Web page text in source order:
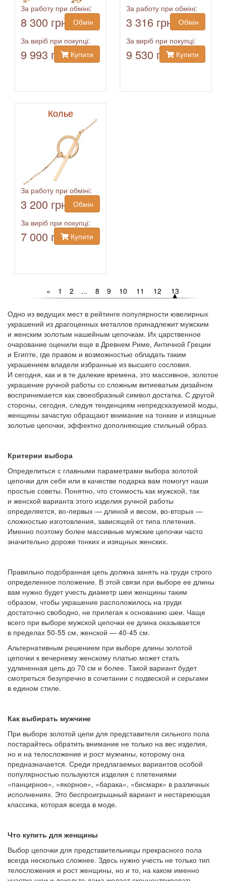
За работу при обміні:
8 300 грн
Обмін
За виріб при покупці:
9 993 грн Купити
За работу при обміні:
3 316 грн
Обмін
За виріб при покупці:
9 530 грн Купити
Колье
За работу при обміні:
3 200 грн
Обмін
За виріб при покупці:
7 000 грн Купити
« 1 2 ... 8 9 10 11 12 13
Одно из ведущих мест в рейтинге популярности ювелирных
украшений из драгоценных металлов принадлежит мужским
и женским золотым нашейным цепочкам. Их царственное
очарование оценили еще в Древнем Риме, Античной Греции
и Египте, где правом и возможностью обладать таким
украшением владели избранные из высшего сословия.
И сегодня, как и в те далекие времена, это массивное, золотое
украшение ручной работы со сложным витиеватым дизайном
воспринимается как своеобразный символ достатка. С другой
стороны, сегодня, следуя тенденциям непредсказуемой моды,
женщины зачастую обращают внимание на тонкие и изящные
золотые цепочки, эффектно дополняющие стильный образ.
Критерии выбора
Определиться с главными параметрами выбора золотой
цепочки для себя или в качестве подарка вам помогут наши
простые советы. Понятно, что стоимость как мужской, так
и женской варианта этого изделия ручной работы
определяется, во-первых — длиной и весом, во-вторых —
сложностью изготовления, зависящей от типа плетения.
Именно поэтому более массивные мужские цепочки часто
значительно дороже тонких и изящных женских.
Правильно подобранная цепь должна занять на груди строго
определенное положение. В этой связи при выборе ее длины
вам нужно будет учесть диаметр шеи женщины таким
образом, чтобы украшение расположилось на груди
достаточно свободно, не прилегая к основанию шеи. Чаще
всего при выборе мужской цепочки ее длина оказывается
в пределах 50-55 см, женской — 40-45 см.
Альтернативным решением при выборе длины золотой
цепочки к вечернему женскому платью может стать
удлиненная цепь до 70 см и более. Такой вариант будет
смотреться безупречно в сочетании с подвеской и серьгами
в едином стиле.
Как выбирать мужчине
При выборе золотой цепи для представителя сильного пола
постарайтесь обратить внимание не только на вес изделия,
но и на телосложение и рост мужчины, которому она
предназначается. Среди предлагаемых вариантов особой
популярностью пользуются изделия с плетениями
«панцирное», «якорное», «барака», «бисмарк» в различных
исполнениях. Это беспроигрышный вариант и нестареющая
классика, которая всегда в моде.
Что купить для женщины
Выбор цепочки для представительницы прекрасного пола
всегда несколько сложнее. Здесь нужно учесть не только тип
телосложения и рост женщины, но и то, на каком именно